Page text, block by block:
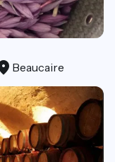
Beaucaire